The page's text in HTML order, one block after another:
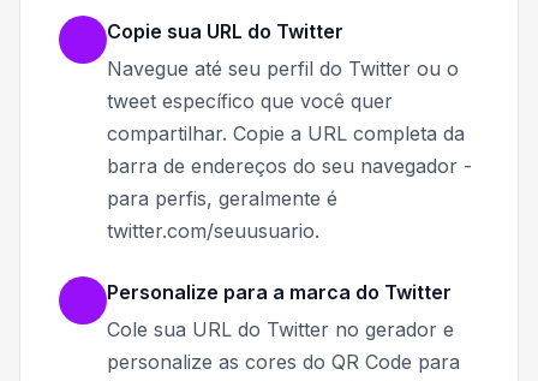
Copie sua URL do Twitter
Navegue até seu perfil do Twitter ou o
tweet específico que você quer
compartilhar. Copie a URL completa da
barra de endereços do seu navegador -
para perfis, geralmente é
twitter.com/seuusuario.
Personalize para a marca do Twitter
Cole sua URL do Twitter no gerador e
personalize as cores do QR Code para